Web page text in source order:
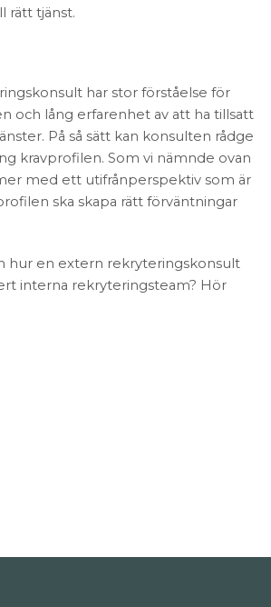
rätt tjänst.
har stor förståelse för
och lång erfarenhet av att ha tillsatt
På så sätt kan konsulten rådge
kravprofilen. Som vi nämnde ovan
med ett utifrånperspektiv som är
ska skapa rätt förväntningar
hur en extern rekryteringskonsult
interna rekryteringsteam? Hör